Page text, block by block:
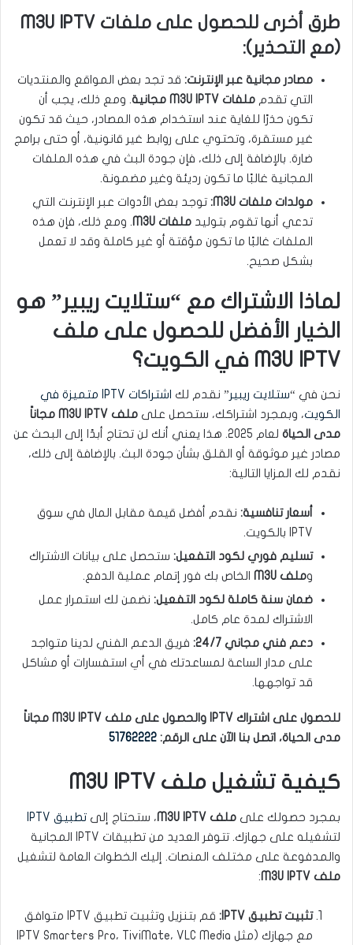
طرق أخرى للحصول على ملفات M3U IPTV
(مع التحذير):
مصادر مجانية عبر الإنترنت: قد تجد بعض المواقع والمنتديات
التي تقدم ملفات M3U IPTV مجانية
. ومع ذلك، يجب أن
تكون حذرًا للغاية عند استخدام هذه المصادر، حيث قد تكون
غير مستقرة، وتحتوي على روابط غير قانونية، أو حتى برامج
ضارة. بالإضافة إلى ذلك، فإن جودة البث في هذه الملفات
المجانية غالبًا ما تكون رديئة وغير مضمونة.
مولدات ملفات M3U:
توجد بعض الأدوات عبر الإنترنت التي
تدعي أنها تقوم بتوليد ملفات M3U
. ومع ذلك، فإن هذه
الملفات غالبًا ما تكون مؤقتة أو غير كاملة وقد لا تعمل
بشكل صحيح.
لماذا الاشتراك مع “ستلايت ريبير” هو
الخيار الأفضل للحصول على ملف
M3U IPTV في الكويت؟
نحن في “ستلايت ريبير” نقدم لك
اشتراكات IPTV متميزة في
الكويت، وبمجرد اشتراكك، ستحصل على
ملف M3U IPTV مجاناً
مدى الحياة
لعام 2025. هذا يعني أنك لن تحتاج أبدًا إلى البحث عن
مصادر غير موثوقة أو القلق بشأن جودة البث. بالإضافة إلى ذلك،
نقدم لك المزايا التالية:
أسعار تنافسية: نقدم أفضل قيمة مقابل المال في سوق
IPTV بالكويت.
تسليم فوري لكود التفعيل: ستحصل على بيانات الاشتراك
وملف M3U
الخاص بك فور إتمام عملية الدفع.
ضمان سنة كاملة لكود التفعيل: نضمن لك استمرار عمل
الاشتراك لمدة عام كامل.
دعم فني مجاني 24/7:
فريق الدعم الفني لدينا متواجد
على مدار الساعة لمساعدتك في أي استفسارات أو مشاكل
قد تواجهها.
للحصول على اشتراك IPTV والحصول على ملف M3U IPTV مجاناً
مدى الحياة، اتصل بنا الآن على الرقم: 51762222
كيفية تشغيل ملف M3U IPTV
بمجرد حصولك على ملف M3U IPTV ، ستحتاج إلى تطبيق IPTV
لتشغيله على جهازك. تتوفر العديد من تطبيقات IPTV المجانية
والمدفوعة على مختلف المنصات. إليك الخطوات العامة لتشغيل
ملف M3U IPTV
:
تثبيت تطبيق IPTV:
قم بتنزيل وتثبيت تطبيق IPTV متوافق
مع جهازك (مثل IPTV Smarters Pro، TiviMate، VLC Media